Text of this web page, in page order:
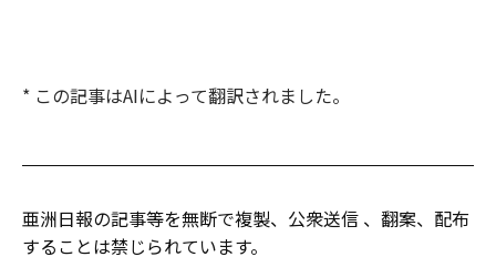
* この記事はAIによって翻訳されました。
亜洲日報の記事等を無断で複製、公衆送信 、翻案、配布
することは禁じられています。